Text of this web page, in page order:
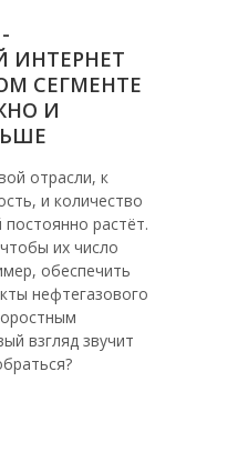
ИНТЕРНЕТ
СЕГМЕНТЕ
И
отрасли, к
и количество
растёт.
их число
обеспечить
нефтегазового
взгляд звучит